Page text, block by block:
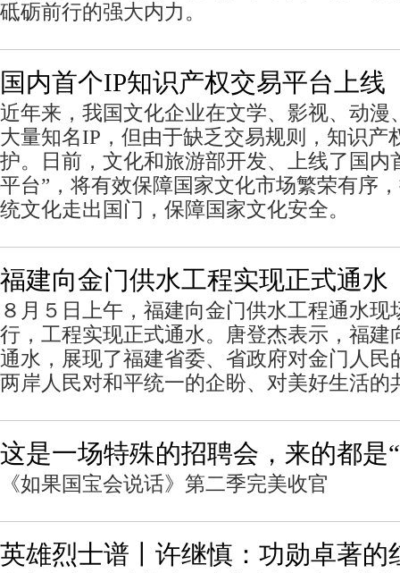
砥砺前行的强大内力。
国内首个IP知识产权交易平台上线
近年来，我国文化企业在文学、影视、动漫
大量知名IP，但由于缺乏交易规则，知识产
护。日前，文化和旅游部开发、上线了国内
平台”，将有效保障国家文化市场繁荣有序
统文化走出国门，保障国家文化安全。
福建向金门供水工程实现正式通水
８月５日上午，福建向金门供水工程通水现
行，工程实现正式通水。唐登杰表示，福建
通水，展现了福建省委、省政府对金门人民
两岸人民对和平统一的企盼、对美好生活的
这是一场特殊的招聘会，来的都是
《如果国宝会说话》第二季完美收官
英雄烈士谱丨许继慎：功勋卓著的